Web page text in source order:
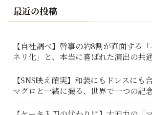
最近の投稿
【自社調べ】幹事の約8割が直面する
ネリ化」と、本当に喜ばれた演出の共
【SNS映え確実】和装にもドレスにも
マグロと一緒に撮る、世界で一つの記